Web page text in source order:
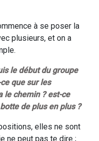
à se poser la
plusieurs, et on a
le début du groupe
que sur les
le chemin ? est-ce
de plus en plus ?
elles ne sont
ne peut pas te dire ;